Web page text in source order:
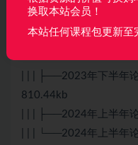
909.47kb
| | | ├──2023年下半年
| | | ├──2023年下半年
810.44kb
| | | ├──2024年上半年
| | | └──2024年上半年
换取本站会员！
本站任何课程包更新至